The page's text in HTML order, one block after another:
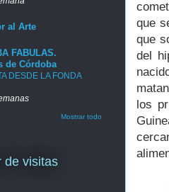
que
que
del
los
al Arte
FABULAS.
de Córdoba
DESDE LA FONDA
Mostrar todo
de visitas